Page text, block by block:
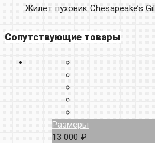
Жилет пуховик Chesapeake’s
Сопутствующие товары
Размеры
13 000 ₽